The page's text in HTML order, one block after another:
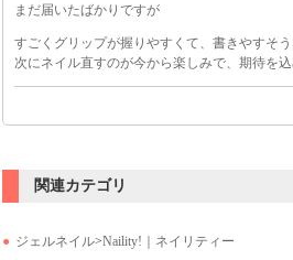
まだ届いたばかりですが
すごくグリップが握りやすくて、書きやすそ
次にネイル直すのが今から楽しみで、期待を
安い!
安くて使いやすくて楽しくなっちゃって気づ
関連カテゴリ
ジェルネイル>Naility!｜ネイリティー